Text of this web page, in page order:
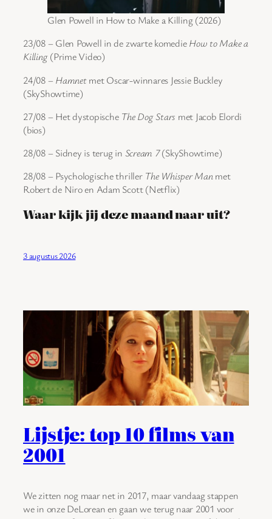
Glen Powell in How to Make a Killing (2026)
23/08 – Glen Powell in de zwarte komedieHow to Make a
Killing(Prime Video)
24/08 – Hamnetmet Oscar-winnares Jessie Buckley
(SkyShowtime)
27/08 – Het dystopische The Dog Stars met Jacob Elordi
(bios)
28/08 – Sidney is terug in Scream 7(SkyShowtime)
28/08 – Psychologische thriller The Whisper Manmet
Robert de Niro en Adam Scott (Netflix)
Waar kijk jij deze maand naar uit?
3 augustus 2026
Lijstje: top 10 films van
2001
We zitten nog maar net in 2017, maar vandaag stappen
we in onze DeLorean en gaan we terug naar 2001 voor